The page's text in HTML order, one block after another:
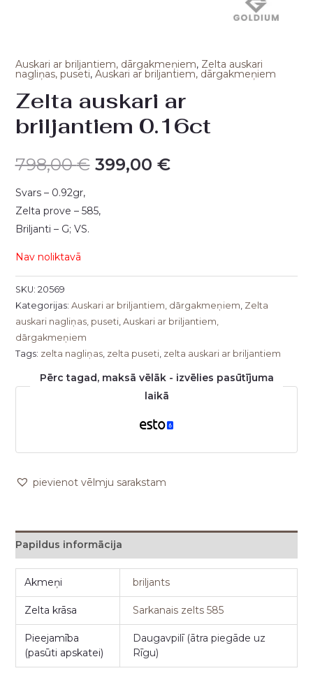
Auskari ar briljantiem, dārgakmeņiem, Zelta auskari
nagliņas, puseti, Auskari ar briljantiem, dārgakmeņiem
Zelta auskari ar
briljantiem 0.16ct
798,00€ 399,00 €
Svars – 0.92gr,
Zelta prove – 585,
Briljanti – G; VS.
Nav noliktavā
SKU: 20569
Kategorijas: Auskari ar briljantiem, dārgakmeņiem Zelta
auskari nagliņas, puseti, Auskari ar briljantiem,
dārgakmeņiem
Tags: zelta nagliņas, zelta puseti, zelta auskari ar briljantiem
Pērc tagad, maksā vēlāk - izvēlies pasūtījuma
laikā
pievienot vēlmju sarakstam
Papildus informācija
Akmeņi briljants
Zelta krāsa Sarkanais zelts 585
Pieejamība
(pasūti apskatei)
Daugavpilī (ātra piegāde uz
Rīgu)